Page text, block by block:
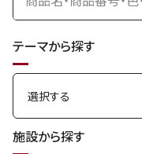
テーマから探す
施設から探す